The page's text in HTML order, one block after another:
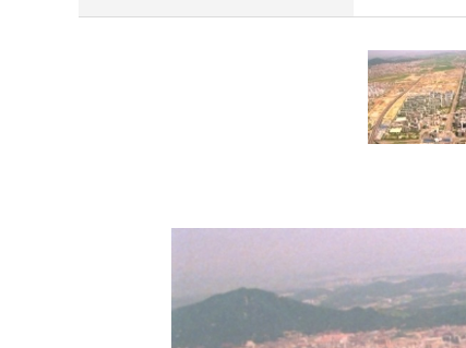
지